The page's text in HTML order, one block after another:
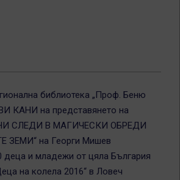
библиотека „Проф. Беню
КАНИ на представянето на
СЛЕДИ В МАГИЧЕСКИ ОБРЕДИ
ЗЕМИ“ на Георги Мишев
деца и младежи от цяла България
на колела 2016“ в Ловеч